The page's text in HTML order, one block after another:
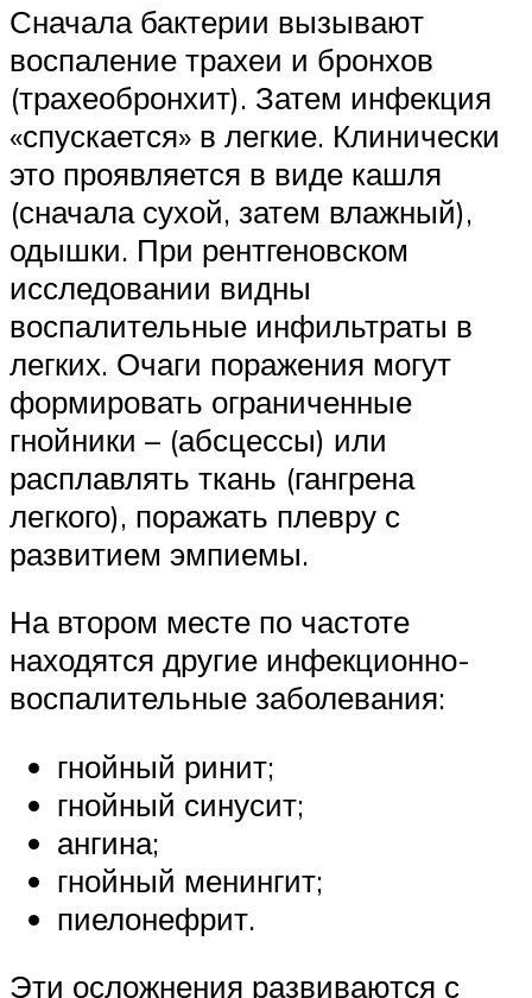
Сначала бактерии вызывают
воспаление трахеи и бронхов
(трахеобронхит). Затем инфекция
«спускается» в легкие. Клинически
это проявляется в виде кашля
(сначала сухой, затем влажный),
одышки. При рентгеновском
исследовании видны
воспалительные инфильтраты в
легких. Очаги поражения могут
формировать ограниченные
гнойники – (абсцессы) или
расплавлять ткань (гангрена
легкого), поражать плевру с
развитием эмпиемы.
На втором месте по частоте
находятся другие инфекционно-
воспалительные заболевания:
гнойный ринит;
гнойный синусит;
ангина;
гнойный менингит;
пиелонефрит.
Эти осложнения развиваются с